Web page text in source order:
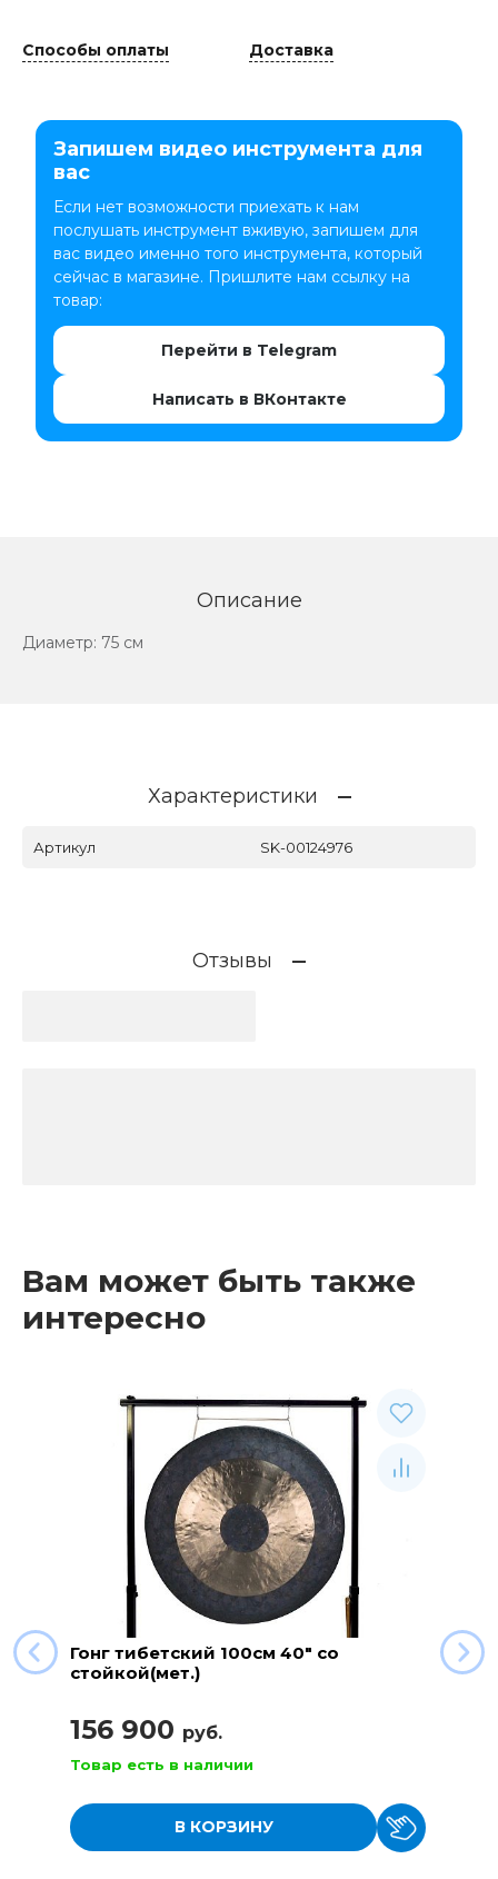
Способы оплаты Доставка
Запишем видео инструмента для
вас
Если нет возможности приехать к нам
послушать инструмент вживую, запишем для
вас видео именно того инструмента, который
сейчас в магазине. Пришлите нам ссылку на
товар:
Перейти в Telegram
Написать в ВКонтакте
Описание
Диаметр: 75 см
Характеристики
Артикул SK-00124976
Отзывы
Вам может быть также
интересно
Гонг тибетский 100см 40" со
стойкой(мет.)
156 900 руб.
Товар есть в наличии
В КОРЗИНУ